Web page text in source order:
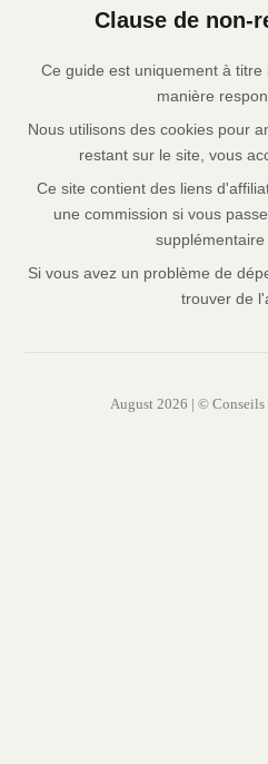
Clause de non-
Ce guide est uniquement à
manière
Nous utilisons des cookies pour
restant sur le site, vous
Ce site contient des liens
une commission si vous
supplémentaire
Si vous avez un problème de
trouver de
August 2026 | © Conseils